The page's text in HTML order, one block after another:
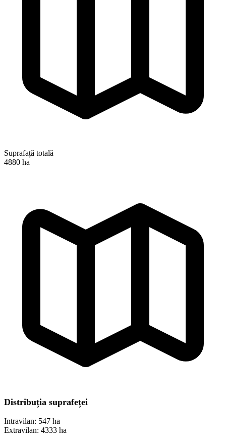
Suprafață totală
4880 ha
Distribuția suprafeței
Intravilan: 547 ha
Extravilan: 4333 ha